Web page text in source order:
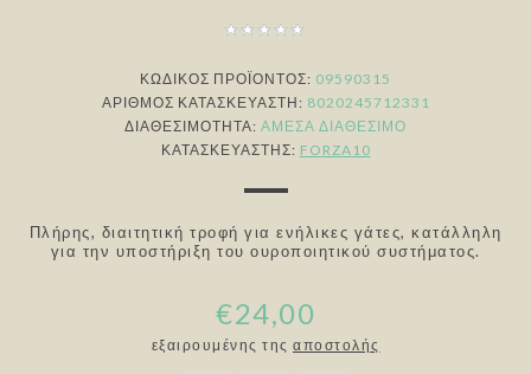
ΚΩΔΙΚΟΣ ΠΡΟΪΟΝΤΟΣ: 09590315
ΑΡΙΘΜΌΣ ΚΑΤΑΣΚΕΥΑΣΤΉ: 8020245712331
ΔΙΑΘΕΣΙΜΌΤΗΤΑ: ΆΜΕΣΑ ΔΙΑΘΈΣΙΜΟ
ΚΑΤΑΣΚΕΥΑΣΤΉΣ: FORZA10
Πλήρης, διαιτητική τροφή για ενήλικες γάτες, κατάλληλη
για την υποστήριξη του ουροποιητικού συστήματος.
€24,00
εξαιρουμένης της αποστολής